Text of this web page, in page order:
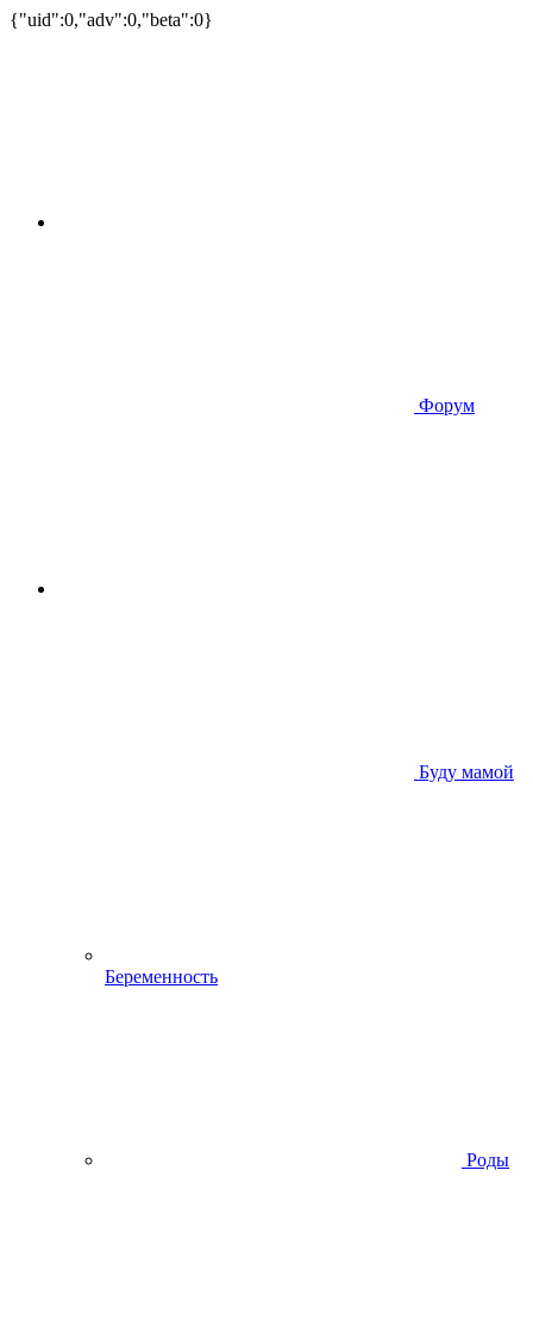
{"uid":0,"adv":0,"beta":0}
Форум
Буду мамой
Беременность
Роды